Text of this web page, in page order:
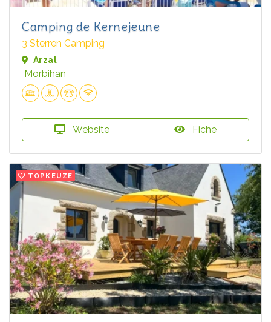
Camping de Kernejeune
3 Sterren Camping
Arzal
Morbihan
Website Fiche
TOPKEUZE